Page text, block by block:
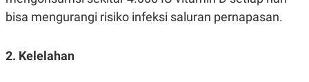
N
G
N
A
N
E
A
E
bisa mengurangi risiko infeksi saluran pernapasan.
2. Kelelahan